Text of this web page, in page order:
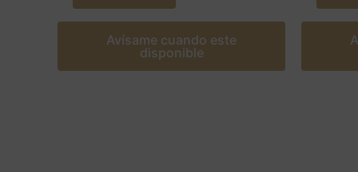
Avísame cuando este
disponible